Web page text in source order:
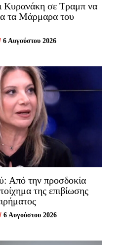
Κυρανάκη σε Τραμπ να
τα Μάρμαρα του
6 Αυγούστου 2026
Από την προσδοκία
της επιβίωσης
6 Αυγούστου 2026